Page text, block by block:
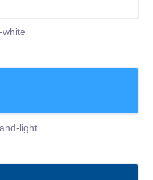
white
light